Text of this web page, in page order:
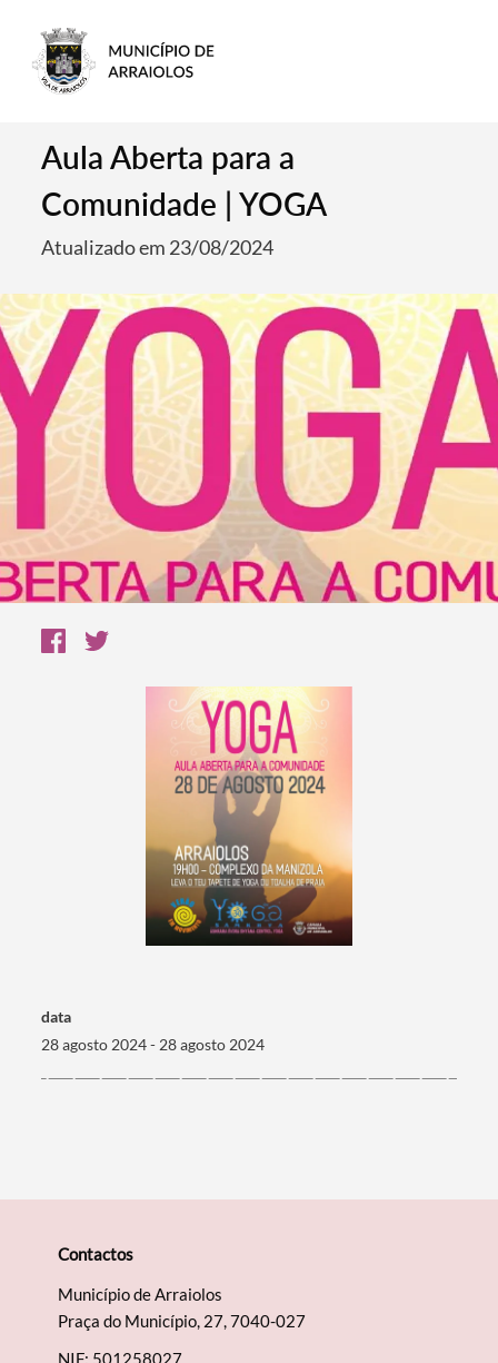
Filtros
Aula Aberta para a
Comunidade | YOGA
Atualizado em 23/08/2024
data
28 agosto 2024 - 28 agosto 2024
Contactos
Município de Arraiolos
Praça do Município, 27, 7040-027
NIF: 501258027